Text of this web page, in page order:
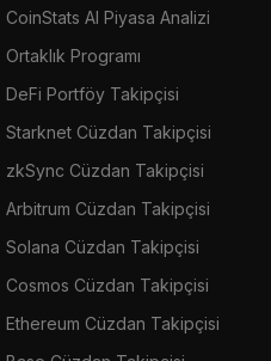
CoinStats AI Piyasa Analizi
Ortaklık Programı
DeFi Portföy Takipçisi
Starknet Cüzdan Takipçisi
zkSync Cüzdan Takipçisi
Arbitrum Cüzdan Takipçisi
Solana Cüzdan Takipçisi
Cosmos Cüzdan Takipçisi
Ethereum Cüzdan Takipçisi